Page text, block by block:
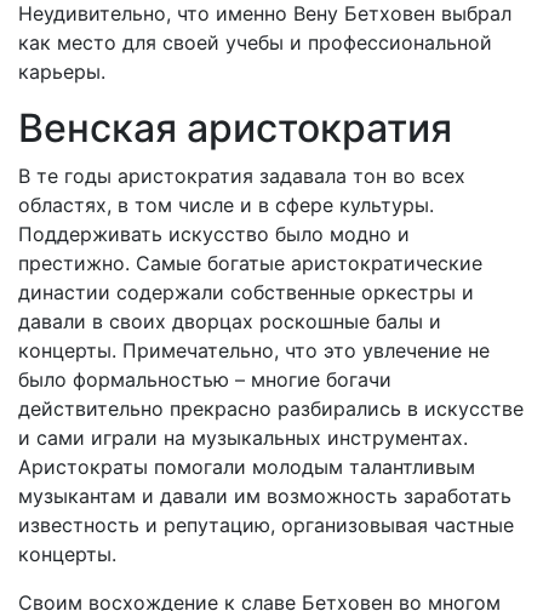
Неудивительно, что именно Вену Бетховен выбрал
как место для своей учебы и профессиональной
карьеры.
Венская аристократия
В те годы аристократия задавала тон во всех
областях, в том числе и в сфере культуры.
Поддерживать искусство было модно и
престижно. Самые богатые аристократические
династии содержали собственные оркестры и
давали в своих дворцах роскошные балы и
концерты. Примечательно, что это увлечение не
было формальностью – многие богачи
действительно прекрасно разбирались в искусстве
и сами играли на музыкальных инструментах.
Аристократы помогали молодым талантливым
музыкантам и давали им возможность заработать
известность и репутацию, организовывая частные
концерты.
Своим восхождение к славе Бетховен во многом